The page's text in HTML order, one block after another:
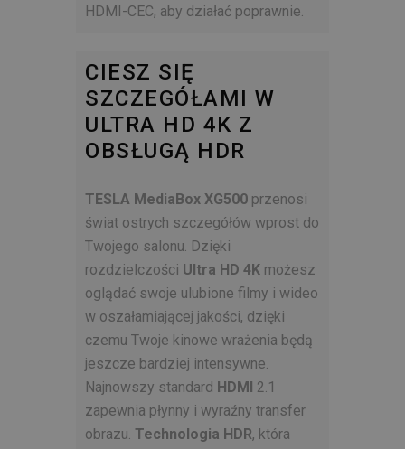
HDMI-CEC, aby działać poprawnie.
CIESZ SIĘ
SZCZEGÓŁAMI W
ULTRA HD 4K Z
OBSŁUGĄ HDR
TESLA MediaBox XG500 przenosi
świat ostrych szczegółów wprost do
Twojego salonu. Dzięki
rozdzielczości Ultra HD 4K możesz
oglądać swoje ulubione filmy i wideo
w oszałamiającej jakości, dzięki
czemu Twoje kinowe wrażenia będą
jeszcze bardziej intensywne.
Najnowszy standard HDMI 2.1
zapewnia płynny i wyraźny transfer
obrazu. Technologia HDR, która